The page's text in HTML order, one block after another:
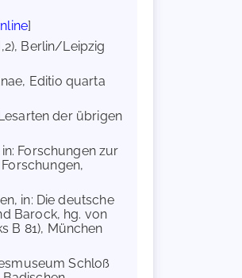
]
Berlin/Leipzig
Editio quarta
der übrigen
Forschungen zur
in: Die deutsche
Barock, hg. von
B 81), München
Schloß